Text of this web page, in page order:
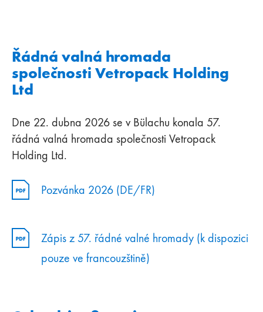
Řádná valná hromada
společnosti Vetropack Holding
Ltd
Dne 22. dubna 2026 se v Bülachu konala 57.
řádná valná hromada společnosti Vetropack
Holding Ltd.
Pozvánka 2026 (DE/FR)
Zápis z 57. řádné valné hromady (k dispozici
pouze ve francouzštině)